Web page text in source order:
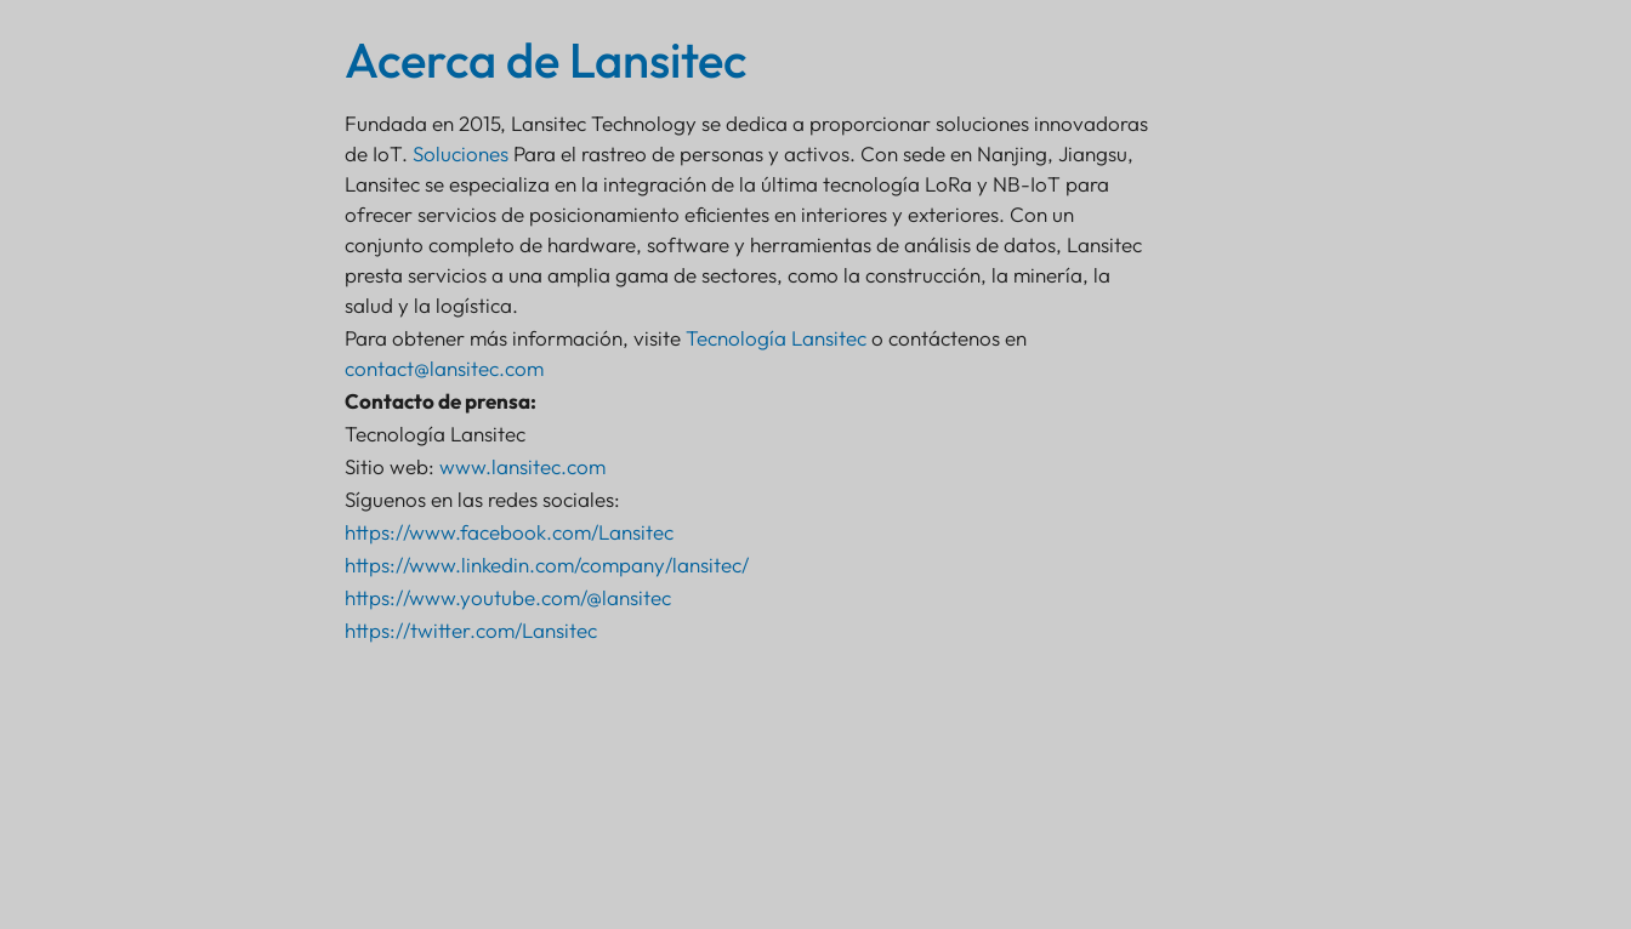
Acerca de Lansitec
Fundada en 2015, Lansitec Technology se dedica a proporcionar soluciones innovadoras
de IoT. SolucionesPara el rastreo de personas y activos. Con sede en Nanjing, Jiangsu,
Lansitec se especializa en la integración de la última tecnología LoRa y NB-IoT para
ofrecer servicios de posicionamiento eficientes en interiores y exteriores. Con un
conjunto completo de hardware, software y herramientas de análisis de datos, Lansitec
presta servicios a una amplia gama de sectores, como la construcción, la minería, la
salud y la logística.
Para obtener más información, visiteTecnología Lansiteco contáctenos en
contact@lansitec.com
Contacto de prensa:
Tecnología Lansitec
Sitio web: www.lansitec.com
Síguenos en las redes sociales:
https://www.facebook.com/Lansitec
https://www.linkedin.com/company/lansitec/
https://www.youtube.com/@lansitec
https://twitter.com/Lansitec